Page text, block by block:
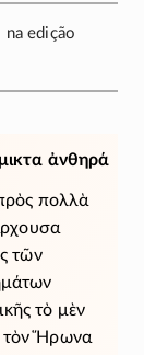
na edição
ἀνθηρά
πολλὰ
τῶν
τὸ μὲν
τὸν Ἥρωνα